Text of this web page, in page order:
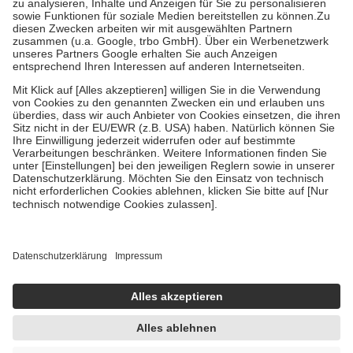
Bei Heilmitteln und häuslicher Krankenpflege beträgt die
Zuzahlung zehn Prozent der Kosten sowie zehn Euro je
Verordnung.
Um das Engagement der Versicherten für ihre eigene Gesundheit zu
stärken und die besondere Stellung der Familie zu unterstützen,
fallenkeine Zuzahlungenan bei:
• Kindern und Jugendlichen bis zum vollendeten 18. Lebensjahr
mit Ausnahme der Fahrkosten
• Untersuchungen zur Vorsorge und Früherkennung, die von der
GKV getragen werden
• empfohlenen Schutzimpfungen
• Harn- und Blutteststreifen
getroffen, um sicherzustellen, dass es sich um echte Bewertungen
https://help.etrusted.com/hc/de/articles/4419944605341
Einige Bilder und Inhalte wurden unter Zuhilfenahme künstlicher